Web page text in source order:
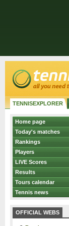
TENNISEXPLORER
Home page
Today's matches
Rankings
Players
LIVE Scores
Results
Tours calendar
Tennis news
OFFICIAL WEBS